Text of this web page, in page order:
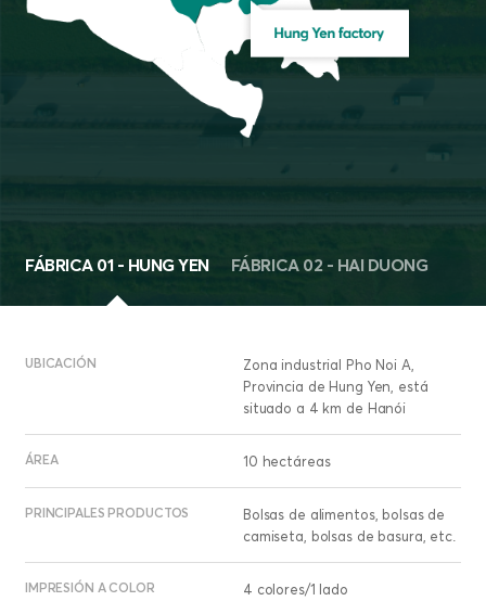
FÁBRICA 01 - HUNG YEN FÁBRICA 02 - HAI DUONG
UBICACIÓN
Zona industrial Pho Noi A,
Provincia de Hung Yen, está
situado a 4 km de Hanói
ÁREA 10 hectáreas
PRINCIPALES PRODUCTOS
Bolsas de alimentos, bolsas de
camiseta, bolsas de basura, etc.
IMPRESIÓN A COLOR 4 colores/1 lado